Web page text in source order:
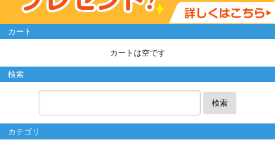
カート
カートは空です
検索
検索
カテゴリ